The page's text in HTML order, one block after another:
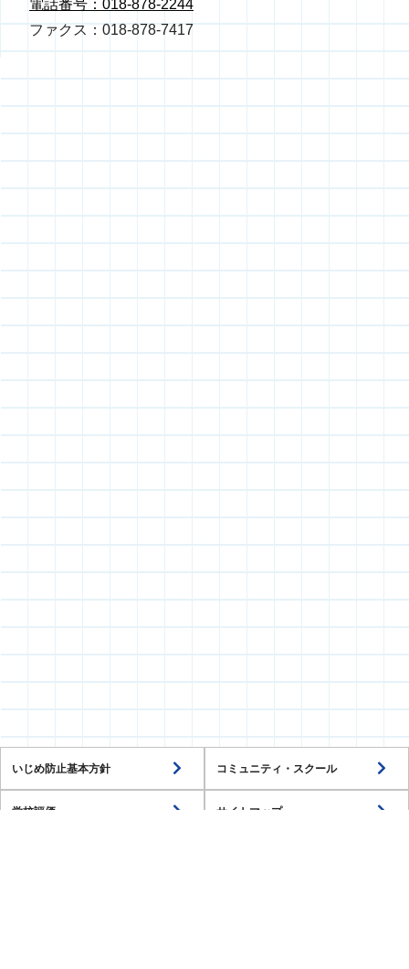
電話番号：018-878-2244
ファクス：018-878-7417
いじめ防止基本方針 コミュニティ・スクール
学校評価 サイトマップ